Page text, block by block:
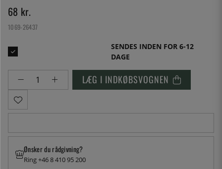
68 kr.
1069-26437
SENDES INDEN FOR 6-12
DAGE
LÆG I INDKØBSVOGNEN
Ønsker du rådgivning?
Ring +46 8 410 95 200